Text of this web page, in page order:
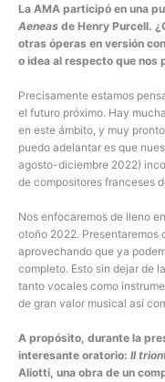
La AMA participó en una
Aeneas de Henry Purcell.
otras óperas en versión
o idea al respecto que nos
Precisamente estamos
el futuro próximo. Hay
en este ámbito, y muy
puedo adelantar es que
agosto-diciembre 2022)
de compositores franceses
Nos enfocaremos de lleno
otoño 2022. Presentaremos
aprovechando que ya
completo. Esto sin dejar de
tanto vocales como
de gran valor musical así
A propósito, durante la
interesante oratorio: Il
Aliotti, una obra de un